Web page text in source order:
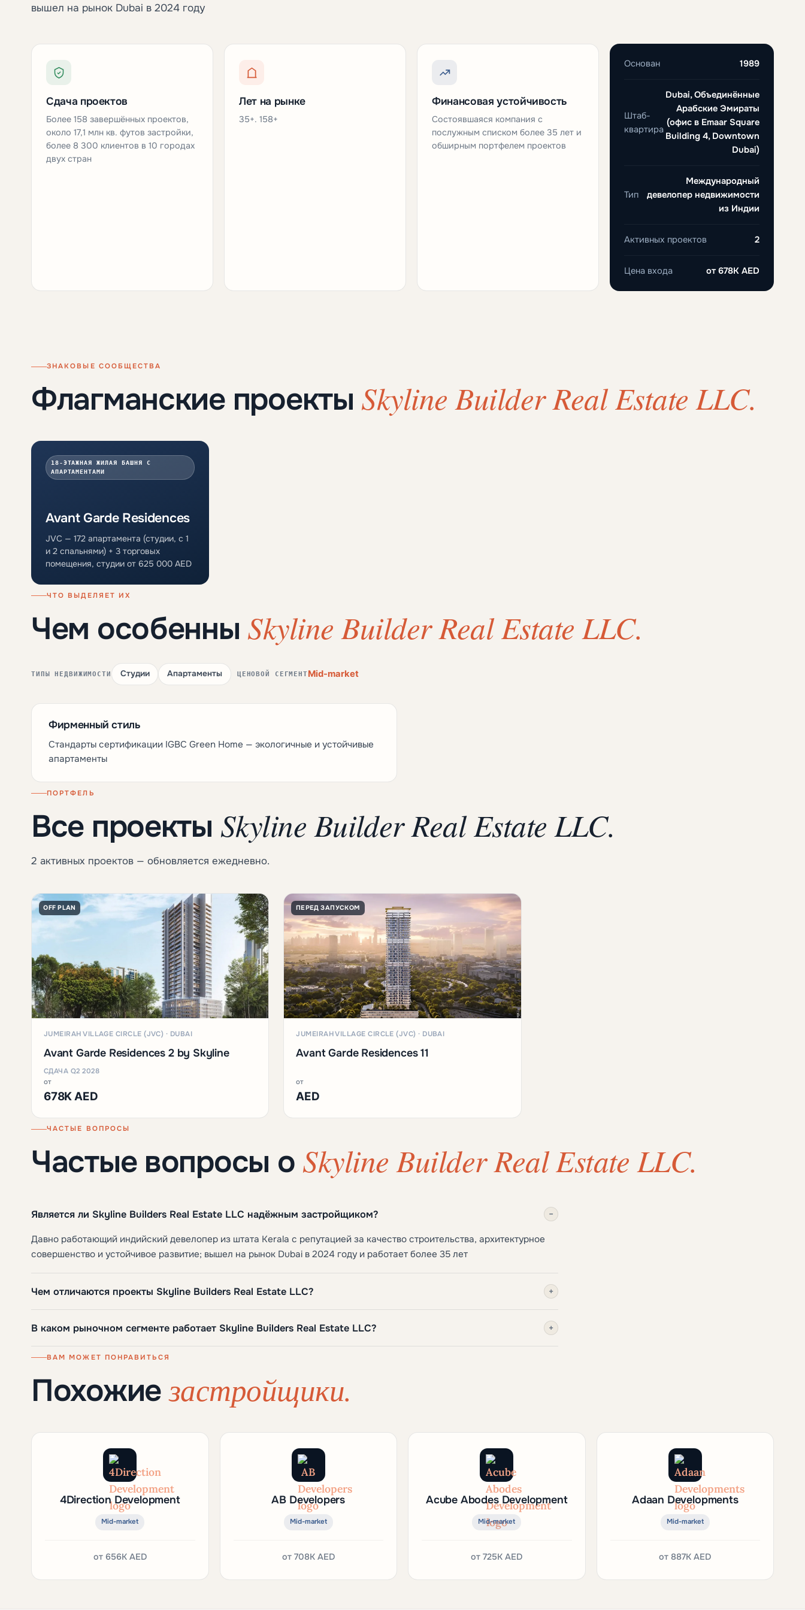
вышел на рынок Dubai в 2024 году
Сдача проектов
Более 158 завершённых проектов,
около 17,1 млн кв. футов застройки,
более 8 300 клиентов в 10 городах
двух стран
Лет на рынке
35+. 158+
Финансовая устойчивость
Состоявшаяся компания с
послужным списком более 35 лет и
обширным портфелем проектов
Основан 1989
Штаб-
квартира
Dubai, Объединённые
Арабские Эмираты
(офис в Emaar Square
Building 4, Downtown
Dubai)
Тип
Международный
девелопер недвижимости
из Индии
Активных проектов 2
Цена входа от 678K AED
ЗНАКОВЫЕ СООБЩЕСТВА
Флагманские проекты Skyline Builder Real Estate LLC.
18-ЭТАЖНАЯ ЖИЛАЯ БАШНЯ С
АПАРТАМЕНТАМИ
Avant Garde Residences
JVC — 172 апартамента (студии, с 1
и 2 спальнями) + 3 торговых
помещения, студии от 625 000 AED
ЧТО ВЫДЕЛЯЕТ ИХ
Чем особенны Skyline Builder Real Estate LLC.
ТИПЫ НЕДВИЖИМОСТИ Студии Апартаменты ЦЕНОВОЙ СЕГМЕНТ Mid-market
Фирменный стиль
Стандарты сертификации IGBC Green Home — экологичные и устойчивые
апартаменты
ПОРТФЕЛЬ
Все проекты Skyline Builder Real Estate LLC.
2 активных проектов — обновляется ежедневно.
OFF PLAN
JUMEIRAH VILLAGE CIRCLE (JVC) · DUBAI
Avant Garde Residences 2 by Skyline
СДАЧА Q2 2028
от
678K AED
ПЕРЕД ЗАПУСКОМ
JUMEIRAH VILLAGE CIRCLE (JVC) · DUBAI
Avant Garde Residences 11
от
AED
ЧАСТЫЕ ВОПРОСЫ
Частые вопросы о Skyline Builder Real Estate LLC.
Является ли Skyline Builders Real Estate LLC надёжным застройщиком? −
Давно работающий индийский девелопер из штата Kerala с репутацией за качество строительства, архитектурное
совершенство и устойчивое развитие; вышел на рынок Dubai в 2024 году и работает более 35 лет
Чем отличаются проекты Skyline Builders Real Estate LLC? +
В каком рыночном сегменте работает Skyline Builders Real Estate LLC? +
ВАМ МОЖЕТ ПОНРАВИТЬСЯ
Похожиезастройщики.
4Direction Development
Mid-market
от 656K AED
AB Developers
Mid-market
от 708K AED
Acube Abodes Development
Mid-market
от725K AED
Adaan Developments
Mid-market
от887K AED